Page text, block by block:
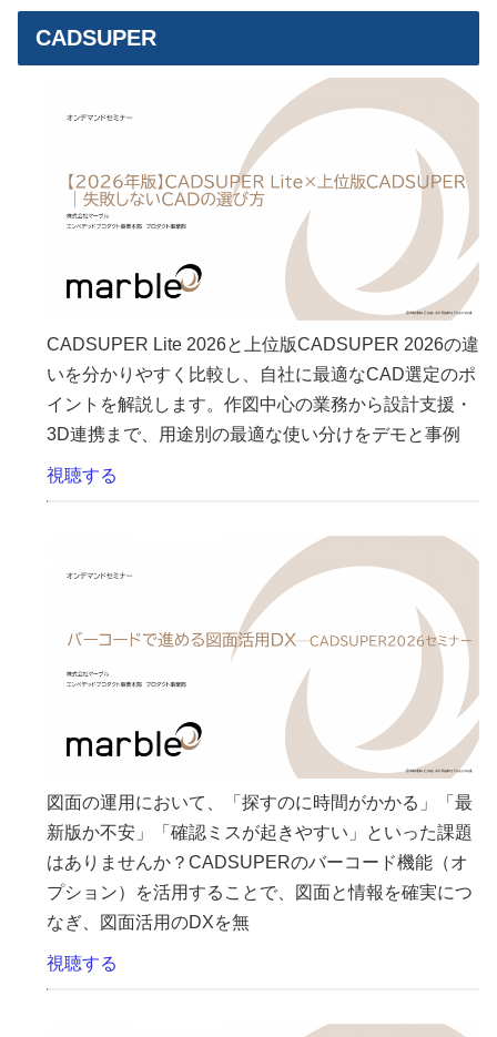
CADSUPER
CADSUPER Lite 2026と上位版CADSUPER 2026の違
いを分かりやすく比較し、自社に最適なCAD選定のポ
イントを解説します。作図中心の業務から設計支援・
3D連携まで、用途別の最適な使い分けをデモと事例
視聴する
図面の運用において、「探すのに時間がかかる」「最
新版か不安」「確認ミスが起きやすい」といった課題
はありませんか？CADSUPERのバーコード機能（オ
プション）を活用することで、図面と情報を確実につ
なぎ、図面活用のDXを無
視聴する